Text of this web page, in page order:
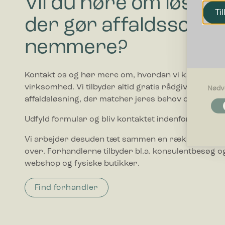
der gør
nemmere?
Kontakt os og hør mere om, hvordan vi kan hjælpe
virksomhed. Vi tilbyder altid gratis rådgivning i
affaldsløsning, der matcher jeres behov og budget.
Udfyld formular og bliv kontaktet indenfor 1-2
Vi arbejder desuden tæt sammen en række
over. Forhandlerne tilbyder bl.a. konsulentbesøg
webshop og fysiske butikker.
Find forhandler